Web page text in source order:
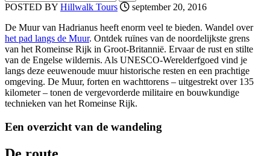
POSTED BY Hillwalk Tours
september 20, 2016
De Muur van Hadrianus heeft enorm veel te bieden. Wandel over
het pad langs de Muur. Ontdek ruïnes van de noordelijkste grens
van het Romeinse Rijk in Groot-Britannië. Ervaar de rust en stilte
van de Engelse wildernis. Als UNESCO-Werelderfgoed vind je
langs deze eeuwenoude muur historische resten en een prachtige
omgeving. De Muur, forten en wachttorens – uitgestrekt over 135
kilometer – tonen de vergevorderde militaire en bouwkundige
technieken van het Romeinse Rijk.
Een overzicht van de wandeling